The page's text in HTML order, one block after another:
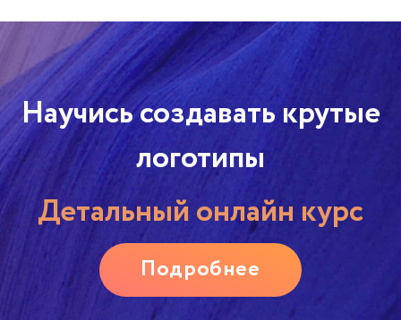
Научись создавать крутые
логотипы
Детальный онлайн курс
Подробнее